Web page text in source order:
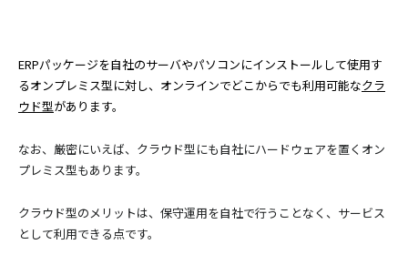
ERPパッケージを自社のサーバやパソコンにインストールして使用す
るオンプレミス型に対し、オンラインでどこからでも利用可能なクラ
ウド型があります。
なお、厳密にいえば、クラウド型にも自社にハードウェアを置くオン
プレミス型もあります。
クラウド型のメリットは、保守運用を自社で行うことなく、サービス
として利用できる点です。